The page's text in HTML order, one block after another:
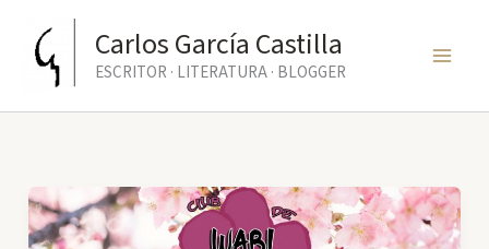
contenido
Carlos García Castilla
ESCRITOR · LITERATURA · BLOGGER